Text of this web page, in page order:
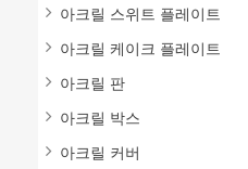
아크릴 스위트 플레이트
아크릴 케이크 플레이트
아크릴 판
아크릴 박스
아크릴 커버